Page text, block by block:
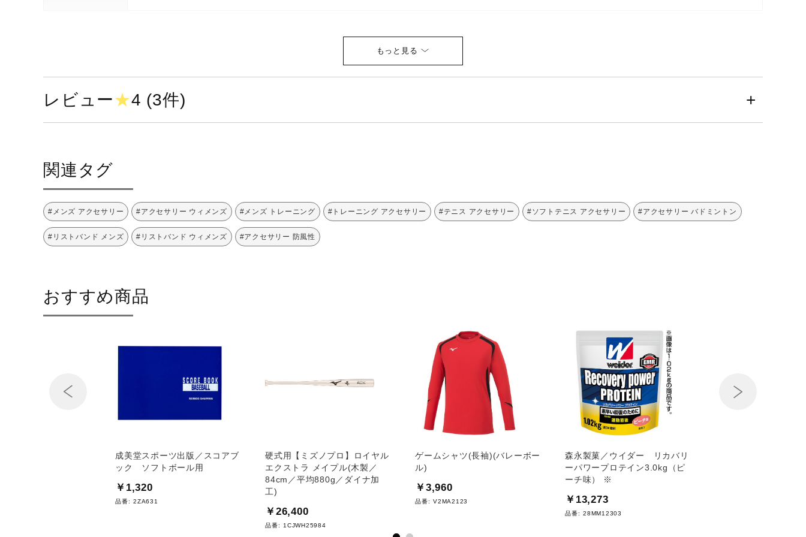
レビュー★4 (3件)
関連タグ
#メンズ アクセサリー #アクセサリー ウィメンズ #メンズ トレーニング #トレーニング アクセサリー #テニス アクセサリー #ソフトテニス アクセサリー #アクセサリー バドミントン
#リストバンド メンズ #リストバンド ウィメンズ #アクセサリー 防風性
おすすめ商品
成美堂スポーツ出版／スコアブ
ック ソフトボール用
￥1,320
品番: 2ZA631
硬式用【ミズノプロ】ロイヤル
エクストラ メイプル(木製／
84cm／平均880g／ダイナ加
工)
￥26,400
品番: 1CJWH25984
ゲームシャツ(長袖)(バレーボー
ル)
￥3,960
品番: V2MA2123
森永製菓／ウイダー リカバリ
ーパワープロテイン3.0kg（ピ
ーチ味） ※
￥13,273
品番: 28MM12303